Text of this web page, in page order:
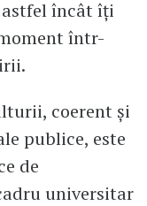
încât îți
într-
coerent și
publice, este
de
universitar